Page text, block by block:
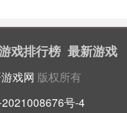
戏排行榜 最新游戏
戏网 版权所有
号-4